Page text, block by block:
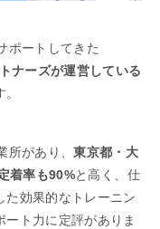
ポートしてきた
ナーズが運営している
所があり、東京都・大
着率も90%と高く、仕
た効果的なトレーニン
ト力に定評がありま